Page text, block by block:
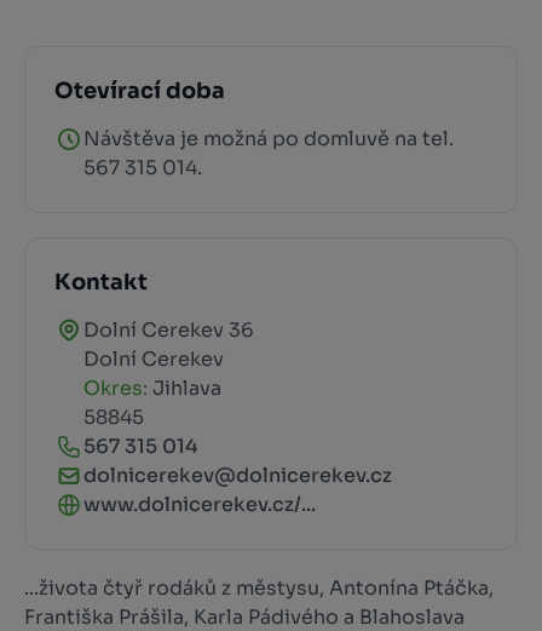
Otevírací doba
Návštěva je možná po domluvě na tel.
567 315 014.
Kontakt
Dolní Cerekev 36
Dolní Cerekev
Okres: Jihlava
58845
567 315 014
dolnicerekev@dolnicerekev.cz
www.dolnicerekev.cz/...
...života čtyř rodáků z městysu, Antonína Ptáčka,
Františka Prášila, Karla Pádivého a Blahoslava